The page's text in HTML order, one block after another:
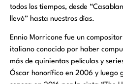
todos los tiempos, desde
llevó” hasta nuestros días.
Ennio Morricone fue un
italiano conocido por haber
más de quinientas películas y
Óscar honorífico en 2006 y luego